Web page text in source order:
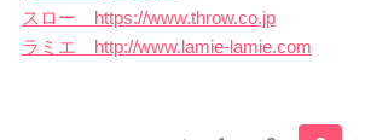
スロー https://www.throw.co.jp
ラミエ http://www.lamie-lamie.com